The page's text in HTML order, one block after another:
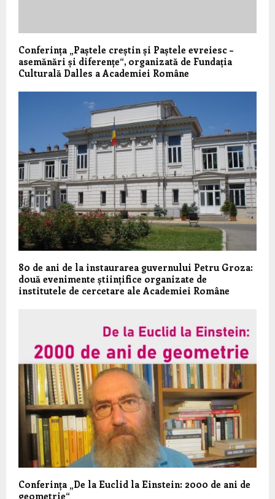
Conferința „Paștele creștin și Paștele evreiesc –
asemănări și diferențe“, organizată de Fundația
Culturală Dalles a Academiei Române
80 de ani de la instaurarea guvernului Petru Groza:
două evenimente științifice organizate de
institutele de cercetare ale Academiei Române
Conferința „De la Euclid la Einstein: 2000 de ani de
geometrie“